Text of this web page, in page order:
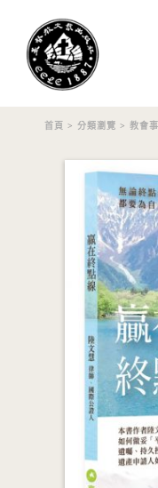
首頁 > 分類瀏覽 > 教會